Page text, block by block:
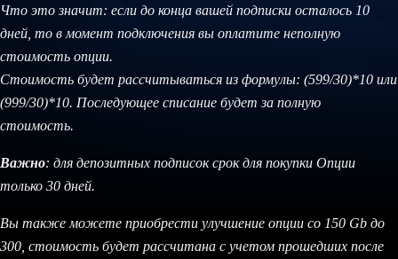
Что это значит: если до конца вашей подписки осталось 10
дней, то в момент подключения вы оплатите неполную
стоимость опции.
Стоимость будет рассчитываться из формулы: (599/30)*10 или
(999/30)*10. Последующее списание будет за полную
стоимость.
Важно: для депозитных подписок срок для покупки Опции
только 30 дней.
Вы также можете приобрести улучшение опции со 150 Gb до
300, стоимость будет рассчитана с учетом прошедших после